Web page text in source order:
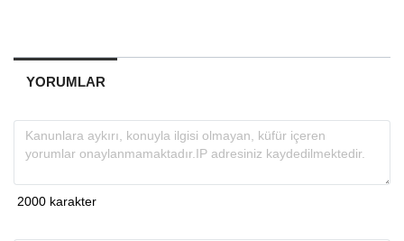
YORUMLAR